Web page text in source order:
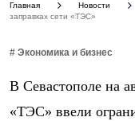
Главная Новости
заправках сети «ТЭС»
# Экономика и бизнес
В Севастополе на
«ТЭС» ввели